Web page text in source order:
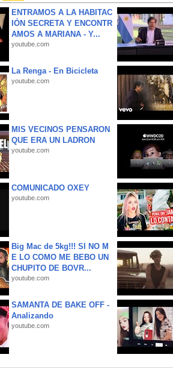
ENTRAMOS A LA HABITAC
IÓN SECRETA Y ENCONTR
AMOS A MARIANA - Y...
youtube.com
La Renga - En Bicicleta
youtube.com
MIS VECINOS PENSARON
QUE ERA UN LADRON
youtube.com
COMUNICADO OXEY
youtube.com
Big Mac de 5kg!!! SI NO M
E LO COMO ME BEBO UN
CHUPITO DE BOVR...
youtube.com
SAMANTA DE BAKE OFF -
Analizando
youtube.com